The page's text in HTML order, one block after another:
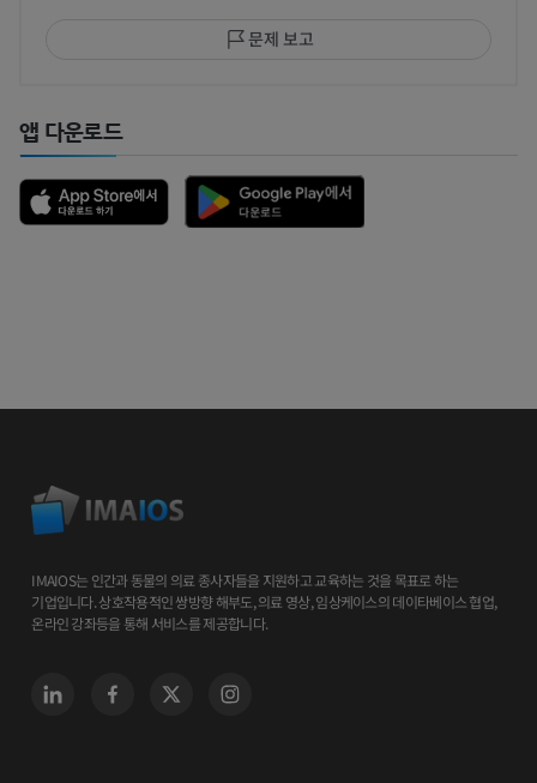
문제 보고
앱 다운로드
IMAIOS는 인간과 동물의 의료 종사자들을 지원하고 교육하는 것을 목표로 하는
기업입니다. 상호작용적인 쌍방향 해부도, 의료 영상, 임상케이스의 데이타베이스 협업,
온라인 강좌등을 통해 서비스를 제공합니다.